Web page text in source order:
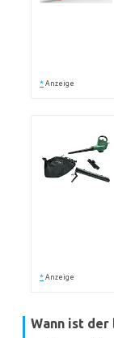
* Anzeige
* Anzeige
Wann ist der